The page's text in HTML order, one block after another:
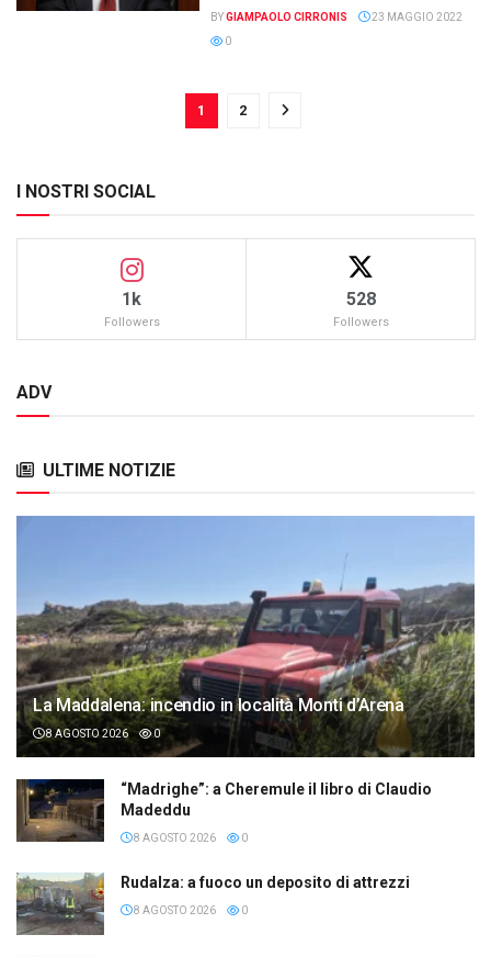
BYGIAMPAOLO CIRRONIS
23 MAGGIO 2022
0
1 2
I NOSTRI SOCIAL
1k
Followers
528
Followers
ADV
ULTIME NOTIZIE
La Maddalena: incendio in località Monti d’Arena
8 AGOSTO 2026 0
“Madrighe”: a Cheremule il libro di Claudio
Madeddu
8 AGOSTO 2026 0
Rudalza: a fuoco un deposito di attrezzi
8 AGOSTO 2026 0